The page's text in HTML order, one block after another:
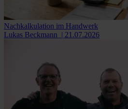
Nachkalkulation im Handwerk
Lukas Beckmann | 21.07.2026